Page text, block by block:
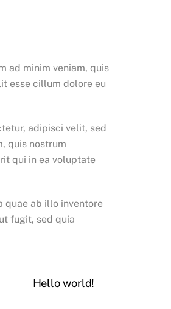
ad minim veniam, quis
esse cillum dolore eu
adipisci velit, sed
quis nostrum
qui in ea voluptate
quae ab illo inventore
fugit, sed quia
Hello world!